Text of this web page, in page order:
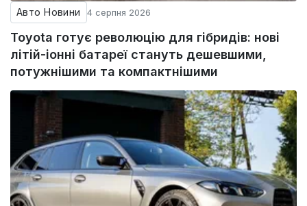
Авто Новини 4 серпня 2026
Toyota готує революцію для гібридів: нові
літій-іонні батареї стануть дешевшими,
потужнішими та компактнішими